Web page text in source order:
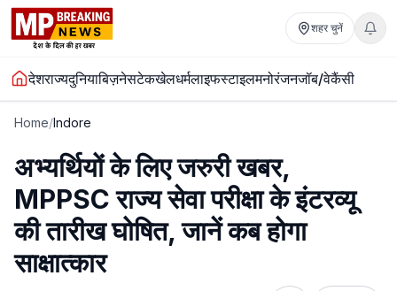
शहर चुनें
देशराज्यदुनियाबिज़नेसटेकखेलधर्मलाइफस्टाइलमनोरंजनजॉब/वेकैंसी
Home/Indore
अभ्यर्थियों के लिए जरुरी खबर,
MPPSC राज्य सेवा परीक्षा के इंटरव्यू
की तारीख घोषित, जानें कब होगा
साक्षात्कार